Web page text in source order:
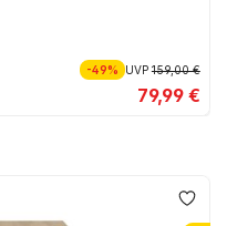
-49% UVP159,00 €
79,99 €